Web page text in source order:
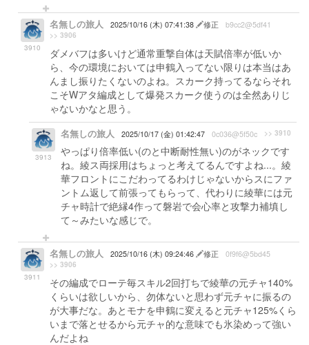
3910
名無しの旅人 2025/10/16 (木) 07:41:38 修正 b9cc2@5df41
>> 3906
ダメバフは多いけど通常重撃自体は天賦倍率が低いか
ら、今の環境においては申鶴入ってない限りは本当はあ
んまし振りたくないのよね。スカーク持ってるならそれ
こそWアタ編成として爆発スカーク使うのは全然ありじ
ゃないかなと思う。
3913
名無しの旅人 2025/10/17 (金) 01:42:47 0c036@5f50c >> 3910
やっぱり倍率低い(のと中断耐性無い)のがネックです
ね。綾ス両採用はちょっと考えてるんですよね...。綾
華フロントにこだわってるわけじゃないからスにファ
ントム返して前張ってもらって、代わりに綾華には元
チャ時計で絶縁4作って磐岩で会心率と攻撃力補填し
て～みたいな感じで。
3911
名無しの旅人 2025/10/16 (木) 09:24:46 修正 0f9f6@5bd45
>> 3906
その編成でローテ毎スキル2回打ちで綾華の元チャ140%
くらいは欲しいから、勿体ないと思わず元チャに振るの
が大事だな。あとモナを申鶴に変えると元チャ125%くら
いまで落とせるから元チャ的な意味でも氷染めって強い
んだよね